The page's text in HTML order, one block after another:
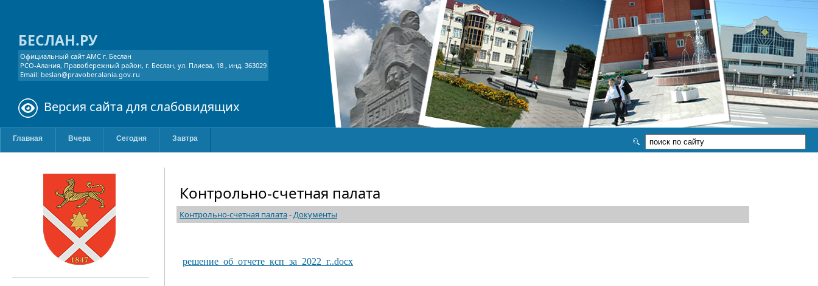
БЕСЛАН.РУ
Официальный сайт АМС г. Беслан
РСО-Алания, Правобережный район, г. Беслан, ул. Плиева, 18 , инд. 363029
Email: beslan@pravober.alania.gov.ru
Версия сайта для слабовидящих
Главная Вчера Сегодня Завтра
Контрольно-счетная палата
Контрольно-счетная палата-Документы
решение_об_отчете_ксп_за_2022_г..docx